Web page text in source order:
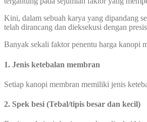
Kini, dalam sebuah karya yang dipandang
telah dirancang dan dieksekusi dengan
Banyak sekali faktor penentu harga kanopi
1. Jenis ketebalan membran
Setiap kanopi membran memiliki jenis
2. Spek besi (Tebal/tipis besar dan kecil)